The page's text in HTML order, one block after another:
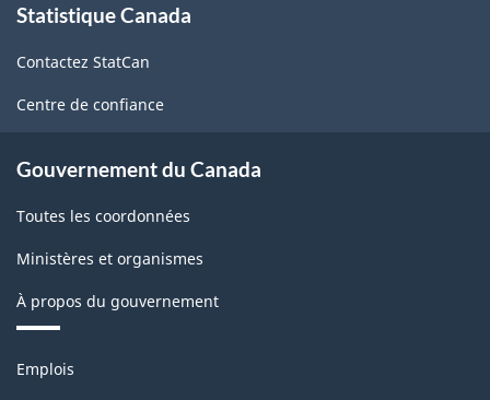
propos
ce
site
Statistique Canada
Contactez StatCan
Centre de confiance
Gouvernement du Canada
Toutes les coordonnées
Ministères et organismes
À propos du gouvernement
Thèmes
Emplois